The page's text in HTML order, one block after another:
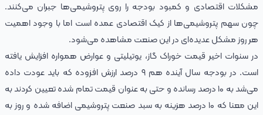
مشکلات اقتصادی و کمبود بودجه را روی پتروشیمی‌ها جبران می‌کنند.
چون سهم پتروشیمی‌ها از کیک اقتصادی عمده است اما با وجود اهمیت
هر روز مشکل عدیده‌ای در این صنعت مشاهده می‌شود.
در سنوات اخیر قیمت خوراک گاز، یوتیلیتی‌ و عوارض همواره افزایش یافته
است. در بودجه سال آینده هم ۹ درصد ارزش افزوده که باید عودت داده
می‌شد به ۱۰ درصد رسانده و حتی به عنوان قیمت تمام شده تعیین کردند به
این معنا که ۱۰ درصد هزینه به سبد صنعت پتروشیمی اضافه شده و روز به